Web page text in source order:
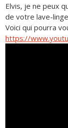
Elvis, je ne peux
de votre lave-
Voici qui pourra
https://